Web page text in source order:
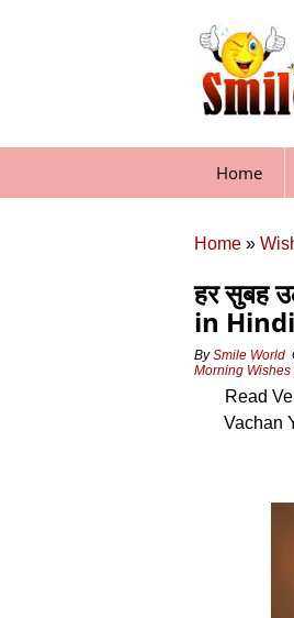
Home
Home »
हर सुबह
in Hindi
BySmile World
Morning
Read
Vachan